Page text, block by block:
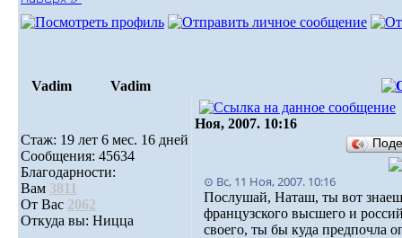
Vadim Vadim
Стаж: 19 лет 6 мес. 16 дней
Сообщения: 45634
Благодарности:
Вам 3811
От Вас 2062
Откуда вы: Ницца
Ноя, 2007. 10:16
⊙ Вс, 11 Ноя, 2007. 10:16
Послушай, Наташ, ты вот
французского высшего и
своего, ты бы куда предпочла